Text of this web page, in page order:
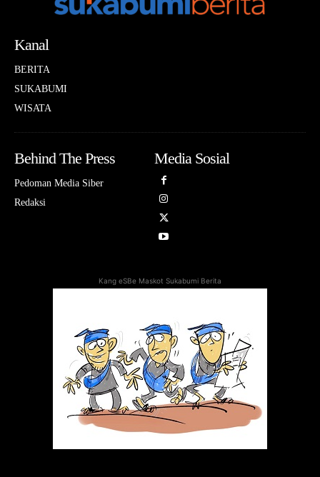
Kanal
BERITA
SUKABUMI
WISATA
Behind The Press
Pedoman Media Siber
Redaksi
Media Sosial
Kang eSBe Maskot Sukabumi Berita